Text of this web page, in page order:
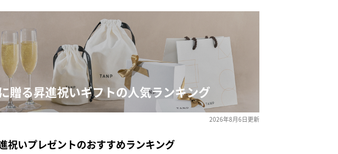
贈る昇進祝いギフトの人気ランキング
2026年8月6日更新
祝いプレゼントのおすすめランキング